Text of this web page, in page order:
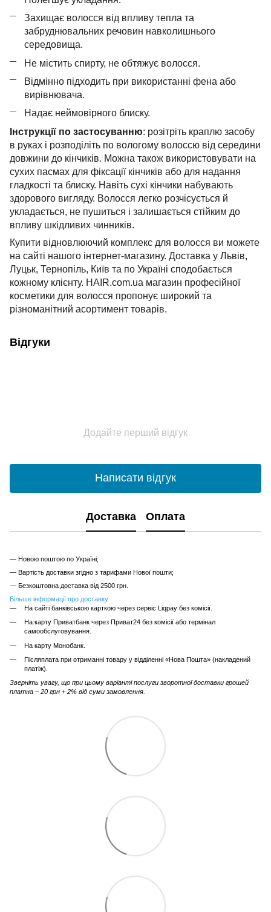
Захищає волосся від впливу тепла та
забруднювальних речовин навколишнього
середовища.
Не містить спирту, не обтяжує волосся.
Відмінно підходить при використанні фена або
вирівнювача.
Надає неймовірного блиску.
Інструкції по застосуванню: розітріть краплю засобу
в руках і розподіліть по вологому волоссю від середини
довжини до кінчиків. Можна також використовувати на
сухих пасмах для фіксації кінчиків або для надання
гладкості та блиску. Навіть сухі кінчики набувають
здорового вигляду. Волосся легко розчісується й
укладається, не пушиться і залишається стійким до
впливу шкідливих чинників.
Купити відновлюючий комплекс для волосся ви можете
на сайті нашого інтернет-магазину. Доставка у Львів,
Луцьк, Тернопіль, Київ та по Україні сподобається
кожному клієнту. HAIR.com.ua магазин професійної
косметики для волосся пропонує широкий та
різноманітний асортимент товарів.
Відгуки
Додайте перший відгук
Написати відгук
Доставка Оплата
— Новою поштою по Україні;
— Вартість доставки згідно з тарифами Нової пошти;
— Безкоштовна доставка від 2500 грн.
Більше інформації про доставку
На сайті банківською карткою через сервіс Liqpay без комісії.
На карту Приватбанк через Приват24 без комісії або термінал
самообслуговування.
На карту Монобанк.
Післяплата при отриманні товару у відділенні «Нова Пошта» (накладений
платіж).
Зверніть увагу, що при цьому варіанті послуги зворотної доставки грошей
платна – 20 грн + 2% від суми замовлення.